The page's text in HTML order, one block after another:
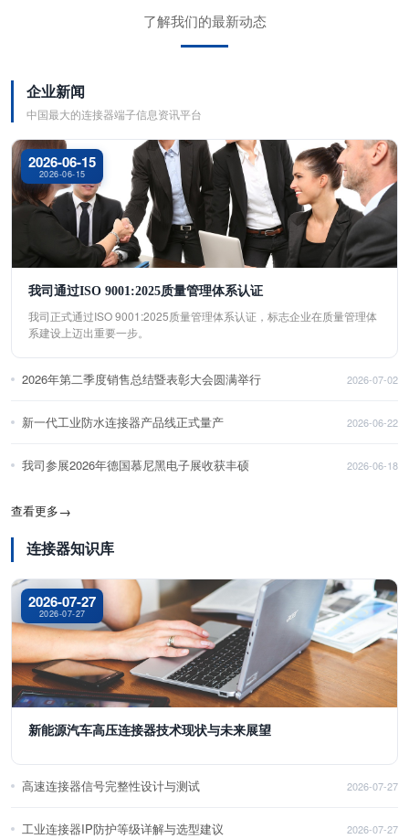
了解我们的最新动态
企业新闻
中国最大的连接器端子信息资讯平台
2026-06-15
2026-06-15
我司通过ISO 9001:2025质量管理体系认证
我司正式通过ISO 9001:2025质量管理体系认证，标志企业在质量管理体
系建设上迈出重要一步。
2026年第二季度销售总结暨表彰大会圆满举行 2026-07-02
新一代工业防水连接器产品线正式量产 2026-06-22
我司参展2026年德国慕尼黑电子展收获丰硕 2026-06-18
查看更多→
连接器知识库
2026-07-27
2026-07-27
新能源汽车高压连接器技术现状与未来展望
高速连接器信号完整性设计与测试 2026-07-27
工业连接器IP防护等级详解与选型建议 2026-07-27